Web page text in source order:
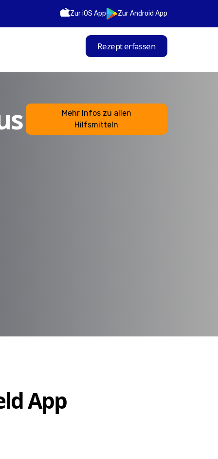
Zur iOS App Zur Android App
Rezept erfassen
Mehr Infos zu allen
Hilfsmitteln
App